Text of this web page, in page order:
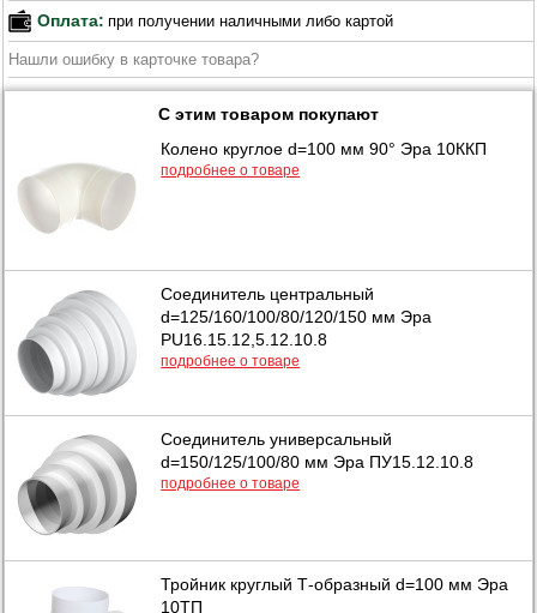
Оплата: при получении наличными либо картой
Нашли ошибку в карточке товара?
С этим товаром покупают
Колено круглое d=100 мм 90° Эра 10ККП
подробнее о товаре
Соединитель центральный
d=125/160/100/80/120/150 мм Эра
PU16.15.12,5.12.10.8
подробнее о товаре
Соединитель универсальный
d=150/125/100/80 мм Эра ПУ15.12.10.8
подробнее о товаре
Тройник круглый Т-образный d=100 мм Эра
10ТП